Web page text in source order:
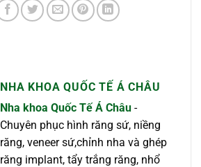
NHA KHOA QUỐC TẾ Á CHÂU
Nha khoa Quốc Tế Á Châu -
Chuyên phục hình răng sứ, niềng
răng, veneer sứ,chỉnh nha và ghép
răng implant, tẩy trắng răng, nhổ